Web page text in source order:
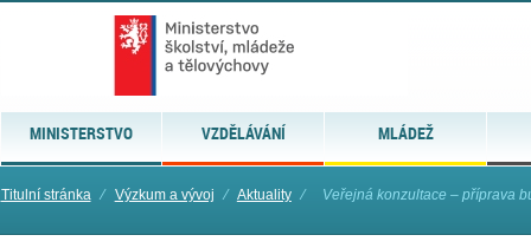
MINISTERSTVO VZDĚLÁVÁNÍ MLÁDEŽ
Titulní stránka ⁄ Výzkum a vývoj ⁄ Aktuality ⁄ Veřejná konzultace – příprava